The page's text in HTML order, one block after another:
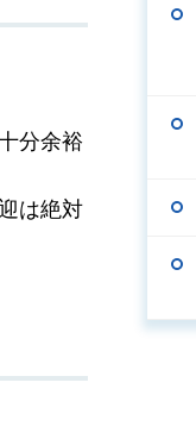
分余裕
は絶対